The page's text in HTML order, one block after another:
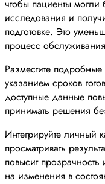
чтобы пациенты
исследования и
подготовке. Это
процесс
Разместите
указанием сроков
доступные данные
принимать решения
Интегрируйте личный
просматривать
повысит прозрачность
на изменения в